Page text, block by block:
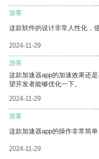
游客
这款软件的设计非常人性化，
2024-11-29
游客
这款加速器app的加速效果还
望开发者能够优化一下。
2024-11-29
游客
这款加速器app的操作非常简
2024-11-29